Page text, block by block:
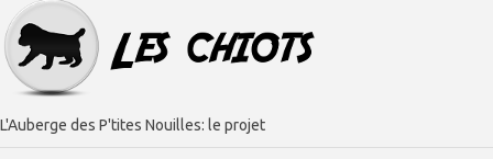
L'Auberge des P'tites Nouilles: le projet